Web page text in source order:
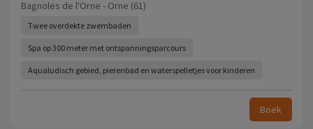
Bagnoles de l'Orne - Orne (61)
Twee overdekte zwembaden
Spa op 300 meter met ontspanningsparcours
Aqualudisch gebied, pierenbad en waterspelletjes voor kinderen
Boek